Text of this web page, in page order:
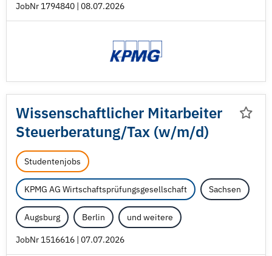
JobNr 1794840 | 08.07.2026
Wissenschaftlicher Mitarbeiter
Steuerberatung/Tax (w/m/d)
Studentenjobs
KPMG AG Wirtschaftsprüfungsgesellschaft Sachsen
Augsburg Berlin und weitere
JobNr 1516616 | 07.07.2026